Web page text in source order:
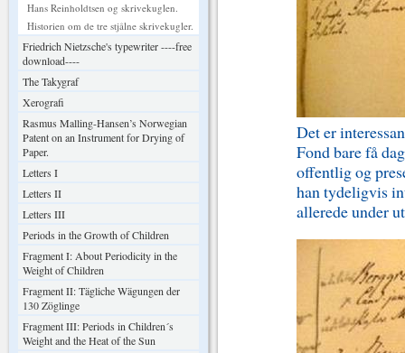
Hans Reinholdtsen og skrivekuglen.
Historien om de tre stjålne skrivekugler.
Friedrich Nietzsche's typewriter ----free
download----
The Takygraf
Xerografi
Rasmus Malling-Hansen’s Norwegian
Patent on an Instrument for Drying of
Paper.
Letters I
Letters II
Letters III
Periods in the Growth of Children
Fragment I: About Periodicity in the
Weight of Children
Fragment II: Tägliche Wägungen der
130 Zöglinge
Fragment III: Periods in Children´s
Weight and the Heat of the Sun
Det er
Fond bare få
offentlig og
han tydeligvis
allerede under